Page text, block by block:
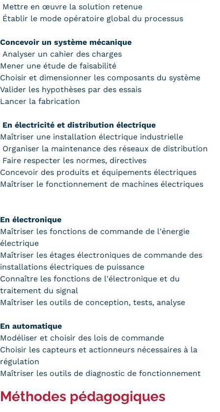
Prospect
Fiche contact salons, forums,
JPO
Mettre en œuvre la solution retenue
Établir le mode opératoire global du processus
Concevoir un système mécanique
Analyser un cahier des charges
Mener une étude de faisabilité
Choisir et dimensionner les composants du système
Valider les hypothèses par des essais
Lancer la fabrication
En électricité et distribution électrique
Maîtriser une installation électrique industrielle
Organiser la maintenance des réseaux de distribution
Faire respecter les normes, directives
Concevoir des produits et équipements électriques
Maîtriser le fonctionnement de machines électriques
En électronique
Maîtriser les fonctions de commande de l'énergie
électrique
Maîtriser les étages électroniques de commande des
installations électriques de puissance
Connaître les fonctions de l'électronique et du
traitement du signal
Maîtriser les outils de conception, tests, analyse
En automatique
Modéliser et choisir des lois de commande
Choisir les capteurs et actionneurs nécessaires à la
régulation
Maîtriser les outils de diagnostic de fonctionnement
Méthodes pédagogiques